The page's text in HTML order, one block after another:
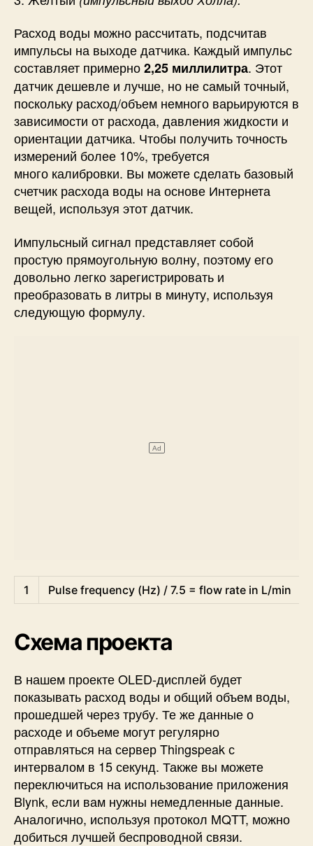
Расход воды можно рассчитать, подсчитав
импульсы на выходе датчика. Каждый импульс
составляет примерно2,25 миллилитра. Этот
датчик дешевле и лучше, но не самый точный,
поскольку расход/объем немного варьируются в
зависимости от расхода, давления жидкости и
ориентации датчика. Чтобы получить точность
измерений более 10%, требуется
много калибровки. Вы можете сделать базовый
счетчик расхода воды на основе Интернета
вещей, используя этот датчик.
Импульсный сигнал представляет собой
простую прямоугольную волну, поэтому его
довольно легко зарегистрировать и
преобразовать в литры в минуту, используя
следующую формулу.
1 Pulse frequency (Hz) / 7.5 = flow rate in L/min
Схема проекта
В нашем проекте OLED-дисплей будет
показывать расход воды и общий объем воды,
прошедшей через трубу. Те же данные о
расходе и объеме могут регулярно
отправляться на сервер Thingspeak с
интервалом в 15 секунд. Также вы можете
переключиться на использование приложения
Blynk, если вам нужны немедленные данные.
Аналогично, используя протокол MQTT, можно
добиться лучшей беспроводной связи.